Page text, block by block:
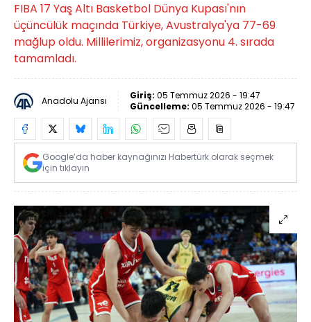
FIBA 17 Yaş Altı Basketbol Dünya Kupası'nın
üçüncülük maçında Türkiye, Avustralya'ya 77-69
mağlup oldu. Millilerimiz, organizasyonu 4. sırada
tamamladı.
Anadolu Ajansı Giriş: 05 Temmuz 2026 - 19:47
Güncelleme: 05 Temmuz 2026 - 19:47
Google’da haber kaynağınızı Habertürk olarak seçmek
için tıklayın